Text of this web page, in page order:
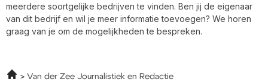
meerdere soortgelijke bedrijven te vinden. Ben jij de eigenaar
van dit bedrijf en wil je meer informatie toevoegen? We horen
graag van je om de mogelijkheden te bespreken.
Van der Zee Journalistiek en Redactie